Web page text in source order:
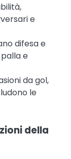
e
difesa e
e
da gol,
le
della